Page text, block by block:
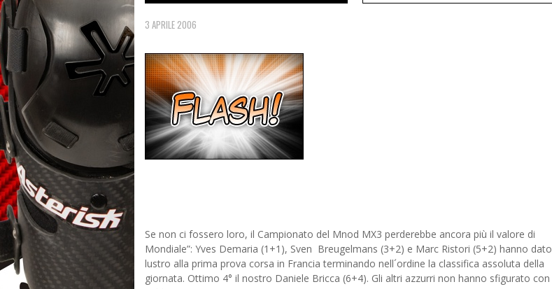
3 APRILE 2006
Se non ci fossero loro, il Campionato del Mnod MX3 perderebbe ancora più il valore di
Mondiale”: Yves Demaria (1+1), Sven Breugelmans (3+2) e Marc Ristori (5+2) hanno dato
lustro alla prima prova corsa in Francia terminando nell´ordine la classifica assoluta della
giornata. Ottimo 4° il nostro Daniele Bricca (6+4). Gli altri azzurri non hanno sfigurato con